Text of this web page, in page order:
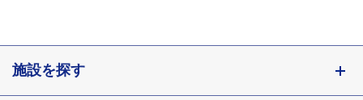
施設を探す